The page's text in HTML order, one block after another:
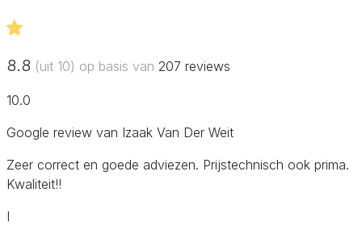
8.8 (uit 10) op basis van 207 reviews
10.0
Google review van Izaak Van Der Weit
Zeer correct en goede adviezen. Prijstechnisch ook prima.
Kwaliteit!!
I